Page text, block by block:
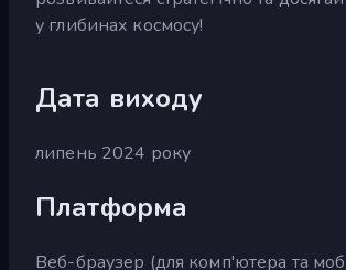
у глибинах космосу!
Дата виходу
липень 2024 року
Платформа
Веб-браузер (для комп'ютера та